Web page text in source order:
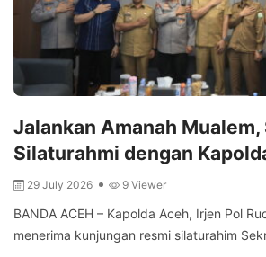
Jalankan Amanah Mualem,
Silaturahmi dengan
29 July 2026 9 Viewer
BANDA ACEH – Kapolda Aceh, Irjen Pol
menerima kunjungan resmi silaturahim